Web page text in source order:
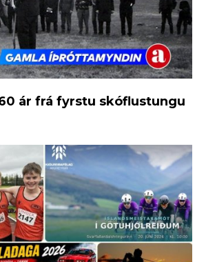
ár frá fyrstu skóflustungu